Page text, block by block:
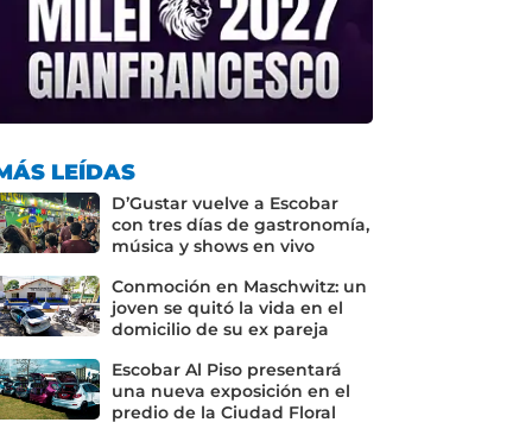
LEÍDAS
D’Gustar vuelve a Escobar
con tres días de gastronomía,
música y shows en vivo
Conmoción en Maschwitz: un
joven se quitó la vida en el
domicilio de su ex pareja
Escobar Al Piso presentará
una nueva exposición en el
predio de la Ciudad Floral